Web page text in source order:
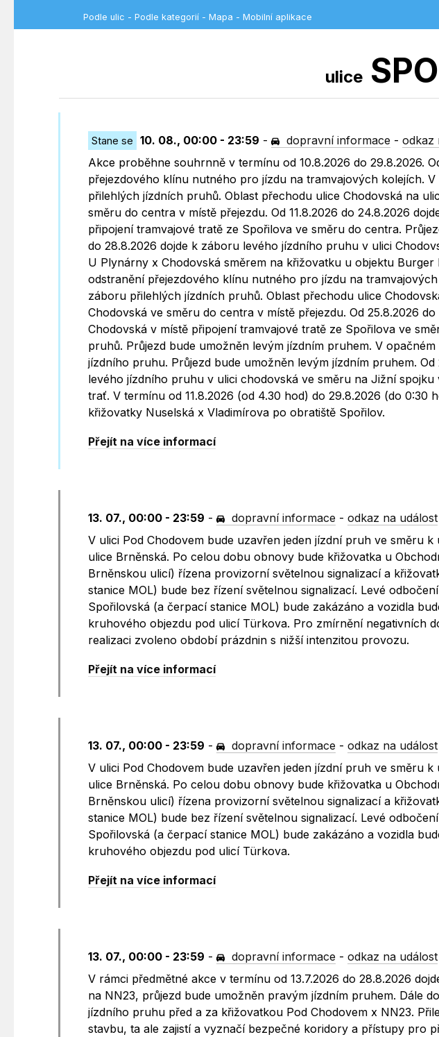
Podle ulic - Podle kategorií - Mapa - Mobilní aplikace
ulice
Stane se 10. 08., 00:00 - 23:59 - dopravní informace -odkaz
Akce proběhne souhrnně v termínu od 10.8.2026 do 29.8.2026.
přejezdového klínu nutného pro jízdu na tramvajových kolejích.
přilehlých jízdních pruhů. Oblast přechodu ulice Chodovská na
směru do centra v místě přejezdu. Od 11.8.2026 do 24.8.2026
připojení tramvajové tratě ze Spořilova ve směru do centra.
do 28.8.2026 dojde k záboru levého jízdního pruhu v ulici
U Plynárny x Chodovská směrem na křižovatku u objektu Burger
odstranění přejezdového klínu nutného pro jízdu na
záboru přilehlých jízdních pruhů. Oblast přechodu ulice
Chodovská ve směru do centra v místě přejezdu. Od 25.8.2026
Chodovská v místě připojení tramvajové tratě ze Spořilova ve
pruhů. Průjezd bude umožněn levým jízdním pruhem. V
jízdního pruhu. Průjezd bude umožněn levým jízdním pruhem.
levého jízdního pruhu v ulici chodovská ve směru na Jižní
trať. V termínu od 11.8.2026 (od 4.30 hod) do 29.8.2026 (do
křižovatky Nuselská x Vladimírova po obratiště Spořilov.
Přejít na více informací
13. 07., 00:00 - 23:59 - dopravní informace -odkaz na událost
V ulici Pod Chodovem bude uzavřen jeden jízdní pruh ve směru
ulice Brněnská. Po celou dobu obnovy bude křižovatka u
Brněnskou ulicí) řízena provizorní světelnou signalizací a
stanice MOL) bude bez řízení světelnou signalizací. Levé
Spořilovská (a čerpací stanice MOL) bude zakázáno a vozidla
kruhového objezdu pod ulicí Türkova. Pro zmírnění negativních
realizaci zvoleno období prázdnin s nižší intenzitou provozu.
Přejít na více informací
13. 07., 00:00 - 23:59 - dopravní informace -odkaz na událost
V ulici Pod Chodovem bude uzavřen jeden jízdní pruh ve směru
ulice Brněnská. Po celou dobu obnovy bude křižovatka u
Brněnskou ulicí) řízena provizorní světelnou signalizací a
stanice MOL) bude bez řízení světelnou signalizací. Levé
Spořilovská (a čerpací stanice MOL) bude zakázáno a vozidla
kruhového objezdu pod ulicí Türkova.
Přejít na více informací
13. 07., 00:00 - 23:59 - dopravní informace -odkaz na událost
V rámci předmětné akce v termínu od 13.7.2026 do 28.8.2026
na NN23, průjezd bude umožněn pravým jízdním pruhem. Dále
jízdního pruhu před a za křižovatkou Pod Chodovem x NN23.
stavbu, ta ale zajistí a vyznačí bezpečné koridory a přístupy pro